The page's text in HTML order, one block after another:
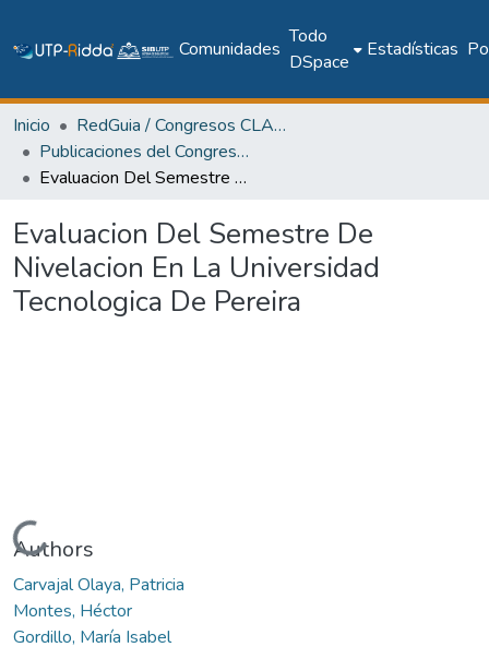
Comunidades
Todo
DSpace
Estadísticas
Inicio
RedGuia / Congresos CLABES
Publicaciones del Congreso Internacional CLABES
Evaluacion Del Semestre De Nivelacion En La Universidad Tecnologica De Pereira
Evaluacion Del Semestre De
Nivelacion En La Universidad
Tecnologica De Pereira
Cargando...
Authors
Carvajal Olaya, Patricia
Montes, Héctor
Gordillo, María Isabel